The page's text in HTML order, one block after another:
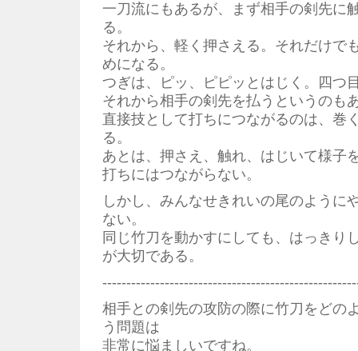
一刀流にもあるが、まず相手の剣先に
る。
それから、軽く押さえる。それだけで
めになる。
つぎは、ピッ、ピピッとはじく。四つ
それから相手の剣先を払うというのも
直接技として打ちにつながるのは、巻
る。
あとは、押さえ、触れ、はじいて様子
打ちにはつながらない。
しかし、みんなせきれいの尾のように
ない。
同じ竹刀を動かすにしても、はっきり
が大切である。
相手との剣先の攻防の際に竹刀をどの
う問題は
非常に悩ましいですね。